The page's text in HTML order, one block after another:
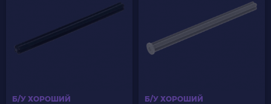
Б/У ХОРОШИЙ
Б/У ХОРОШИЙ